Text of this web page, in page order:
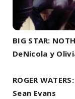
BIG STAR:
DeNicola y
ROGER
Sean Evans